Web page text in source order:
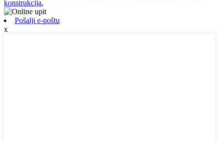
konstrukcija,
Pošalji e-poštu
x